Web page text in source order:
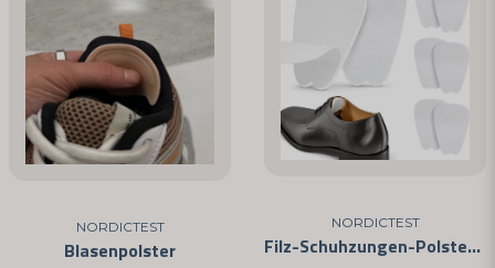
NORDICTEST
Blasenpolster
NORDICTEST
Filz-Schuhzungen-Polster – Selbstklebende Anti-Scheuer-Pads